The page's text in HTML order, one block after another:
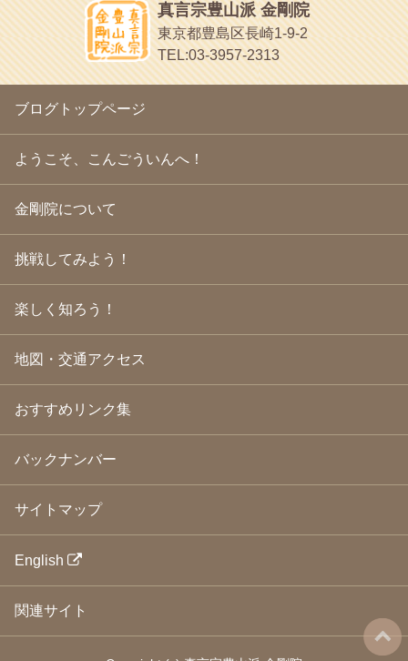
2010年4月(25)
2010年3月
(22)
2010年2月(23)
2010年1月(23)
(18)
2009年11月
(20)
2009年10月(20)
2009年9月 (20)
2009年6月(22)
2009年5月(20)
2009年4月
(24)
2009年3月(21)
2009年2月(19)
2009年1月(25)
2008年10月
(31)
2008年9月(24)
2008年8月(24)
2008年5月(21)
(24)
2008年2月 (21)
2008年1月(23)
2007年12月
2007年9月
2007年8月(26)
放言じゃなくて和尚さんの名前だよ
面白いサイトみつけたよ。
ヘェ～という感じ
chocolab.Air♪DIALY
ラブラドールのワンちゃんがかわいいよ
真言宗豊山派 金剛院
東京都豊島区長崎1-9-2
TEL:03-3957-2313
ブログトップページ
ようこそ、こんごういんへ！
金剛院について
挑戦してみよう！
楽しく知ろう！
地図・交通アクセス
おすすめリンク集
バックナンバー
サイトマップ
English
関連サイト